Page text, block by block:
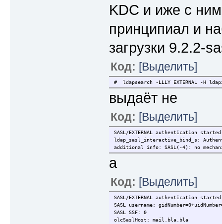
KDC и иже с
принципиал и
загрузки 9.2.2-
Код: [Выделить]
# ldapsearch -LLLY EXTERNAL -H
выдаёт не
Код: [Выделить]
SASL/EXTERNAL authentication started
ldap_sasl_interactive_bind_s:
additional info: SASL(-4): no
а
Код: [Выделить]
SASL/EXTERNAL authentication started
SASL username:
SASL SSF: 0
olcSaslHost: mail.bla.bla